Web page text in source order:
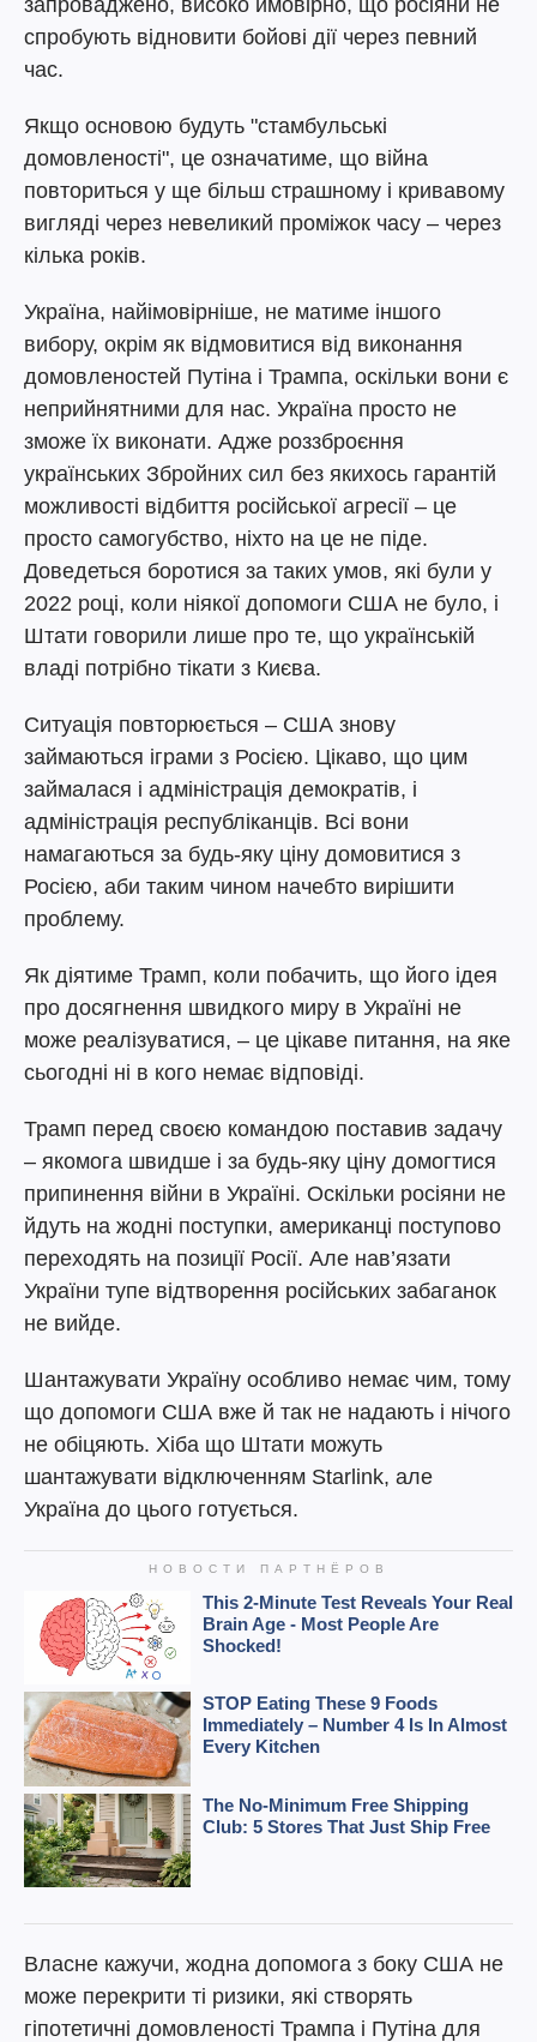
запроваджено, високо ймовірно, що росіяни не
спробують відновити бойові дії через певний
час.
Якщо основою будуть "стамбульські
домовленості", це означатиме, що війна
повториться у ще більш страшному і кривавому
вигляді через невеликий проміжок часу – через
кілька років.
Україна, найімовірніше, не матиме іншого
вибору, окрім як відмовитися від виконання
домовленостей Путіна і Трампа, оскільки вони є
неприйнятними для нас. Україна просто не
зможе їх виконати. Адже роззброєння
українських Збройних сил без якихось гарантій
можливості відбиття російської агресії – це
просто самогубство, ніхто на це не піде.
Доведеться боротися за таких умов, які були у
2022 році, коли ніякої допомоги США не було, і
Штати говорили лише про те, що українській
владі потрібно тікати з Києва.
Ситуація повторюється – США знову
займаються іграми з Росією. Цікаво, що цим
займалася і адміністрація демократів, і
адміністрація республіканців. Всі вони
намагаються за будь-яку ціну домовитися з
Росією, аби таким чином начебто вирішити
проблему.
Як діятиме Трамп, коли побачить, що його ідея
про досягнення швидкого миру в Україні не
може реалізуватися, – це цікаве питання, на яке
сьогодні ні в кого немає відповіді.
Трамп перед своєю командою поставив задачу
– якомога швидше і за будь-яку ціну домогтися
припинення війни в Україні. Оскільки росіяни не
йдуть на жодні поступки, американці поступово
переходять на позиції Росії. Але нав’язати
України тупе відтворення російських забаганок
не вийде.
Шантажувати Україну особливо немає чим, тому
що допомоги США вже й так не надають і нічого
не обіцяють. Хіба що Штати можуть
шантажувати відключенням Starlink, але
Україна до цього готується.
Власне кажучи, жодна допомога з боку США не
може перекрити ті ризики, які створять
гіпотетичні домовленості Трампа і Путіна для